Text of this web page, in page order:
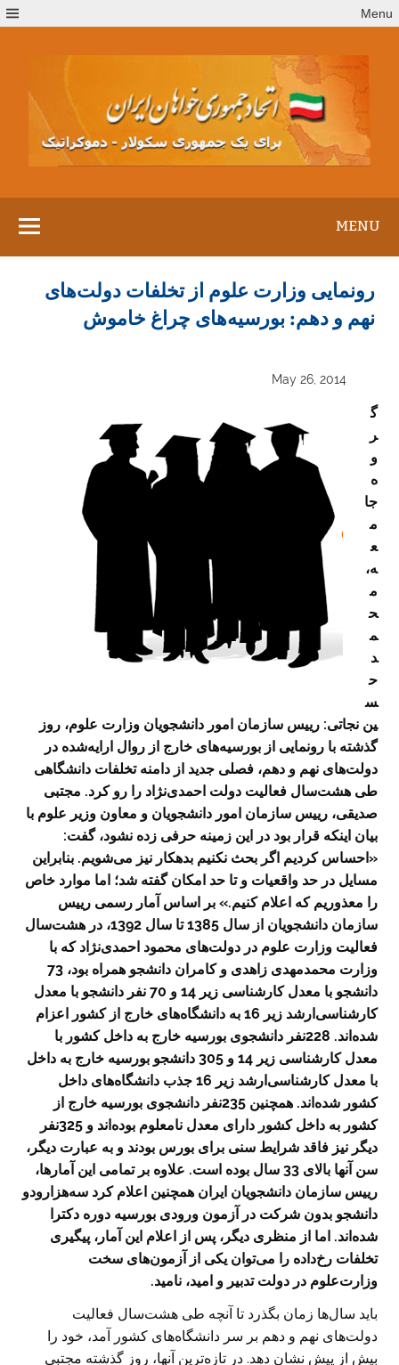
to
Menu
MENU
رونمایی وزارت علوم از تخلفات دولت‌های
نهم و دهم: بورسیه‌های چراغ خاموش
May 26, 2014
گ
ر
و
ه
جا
م
ع
ه،
م
ح
م
د
ح
س
ین نجاتی: رییس سازمان امور دانشجویان وزارت علوم، روز
گذشته با رونمایی از بورسیه‌های خارج از روال ارایه‌شده در
دولت‌های نهم و دهم، فصلی جدید از دامنه تخلفات دانشگاهی
طی هشت‌سال فعالیت دولت احمدی‌نژاد را رو کرد. مجتبی
صدیقی، رییس سازمان امور دانشجویان و معاون وزیر علوم با
بیان اینکه قرار بود در این زمینه حرفی زده نشود، گفت:
«احساس کردیم اگر بحث نکنیم بدهکار نیز می‌شویم. بنابراین
مسایل در حد واقعیات و تا حد امکان گفته شد؛ اما موارد خاص
را معذوریم که اعلام کنیم.» بر اساس آمار رسمی رییس
سازمان دانشجویان از سال 1385 تا سال 1392، در هشت‌سال
فعالیت وزارت علوم در دولت‌های محمود احمدی‌نژاد که با
وزارت محمدمهدی زاهدی و کامران دانشجو همراه بود، 73
دانشجو با معدل کارشناسی زیر 14 و 70‌ نفر دانشجو با معدل
کارشناسی‌ارشد زیر 16 به دانشگاه‌های خارج از کشور اعزام
شده‌اند. 228‌نفر دانشجوی بورسیه خارج به داخل کشور با
معدل کارشناسی زیر 14 و 305 دانشجو بورسیه خارج به داخل
با معدل کارشناسی‌ارشد زیر 16 جذب دانشگاه‌های داخل
کشور شده‌اند. همچنین 235‌نفر دانشجوی بورسیه خارج از
کشور به داخل کشور دارای معدل نامعلوم بوده‌اند و 325‌نفر
دیگر نیز فاقد شرایط سنی برای بورس بودند و به عبارت دیگر،
سن آنها بالای 33 سال بوده است. علاوه بر تمامی این آمار‌ها،
رییس سازمان دانشجویان ایران همچنین اعلام کرد سه‌هزارودو
دانشجو بدون شرکت در آزمون ورودی بورسیه دوره دکترا
شده‌اند. اما از منظری دیگر، پس از اعلام این آمار، پیگیری
تخلفات رخ‌داده را می‌توان یکی از آزمون‌های سخت
وزارت‌علوم در دولت تدبیر و امید، نامید.
باید سال‌ها زمان بگذرد تا آنچه طی هشت‌سال فعالیت
دولت‌های نهم و دهم بر سر دانشگاه‌های کشور آمد، خود را
بیش از پیش نشان دهد. در تازه‌ترین آنها، روز گذشته مجتبی